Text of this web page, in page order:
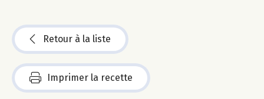
Retour à la liste
Imprimer la recette